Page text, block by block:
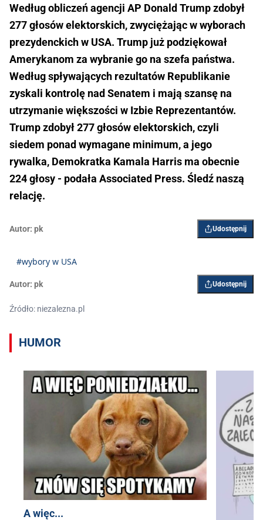
Według obliczeń agencji AP Donald Trump zdobył
277 głosów elektorskich, zwyciężając w wyborach
prezydenckich w USA. Trump już podziękował
Amerykanom za wybranie go na szefa państwa.
Według spływających rezultatów Republikanie
zyskali kontrolę nad Senatem i mają szansę na
utrzymanie większości w Izbie Reprezentantów.
Trump zdobył 277 głosów elektorskich, czyli
siedem ponad wymagane minimum, a jego
rywalka, Demokratka Kamala Harris ma obecnie
224 głosy - podała Associated Press. Śledź naszą
relację.
Autor: pk Udostępnij
#wybory w USA
Autor: pk Udostępnij
Źródło: niezalezna.pl
HUMOR
A więc...